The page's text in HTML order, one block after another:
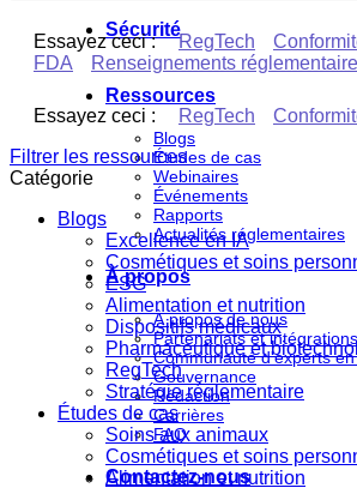
Sécurité
Ressources
Blogs
Études de cas
Webinaires
Événements
Rapports
Actualités réglementaires
À propos
À propos de nous
Partenariats et intégrations
Communauté d'experts
Gouvernance
Rédaction
Carrières
FAQ
Contactez-nous
Essayez ceci : RegTech
FDA
Renseignements
Essayez ceci : RegTech
Filtrer les ressources
Catégorie
Blogs
Excellence en IA
Cosmétiques et soins
ESG
Alimentation et nutrition
Dispositifs médicaux
Pharmaceutique et
RegTech
Stratégie réglementaire
Études de cas
Soins aux animaux
Cosmétiques et soins
Alimentation et nutrition